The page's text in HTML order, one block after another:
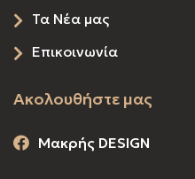
Τα Νέα μας
Επικοινωνία
Ακολουθήστε μας
Μακρής DESIGN